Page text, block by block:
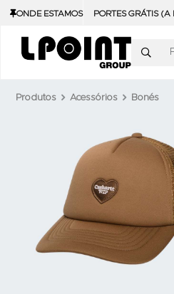
ONDE ESTAMOS PORTES GRÁTIS
Produtos Acessórios Bonés